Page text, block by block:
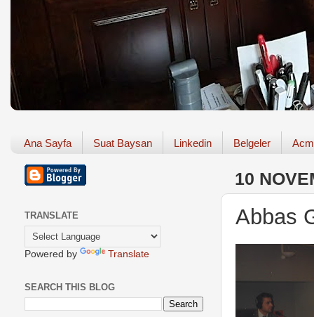
Ana Sayfa Suat Baysan Linkedin Belgeler
10
Abbas
TRANSLATE
Powered by Translate
SEARCH THIS BLOG